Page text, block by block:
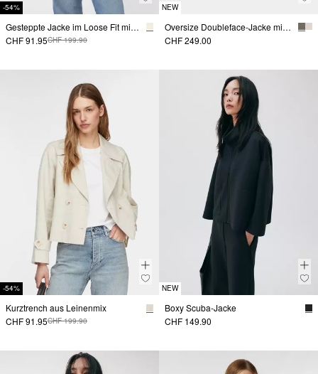
-54%
Gesteppte Jacke im Loose Fit mit Stehkragen
CHF 91.95CHF 199.90
NEW
Oversize Doubleface-Jacke mit Stehkragen
CHF 249.00
-54%
Kurztrench aus Leinenmix
CHF 91.95CHF 199.90
NEW
Boxy Scuba-Jacke
CHF 149.90